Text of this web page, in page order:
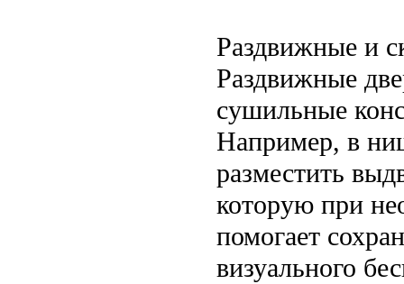
Раздвижные и
Раздвижные
сушильные
Например, в
разместить
которую при
помогает
визуального